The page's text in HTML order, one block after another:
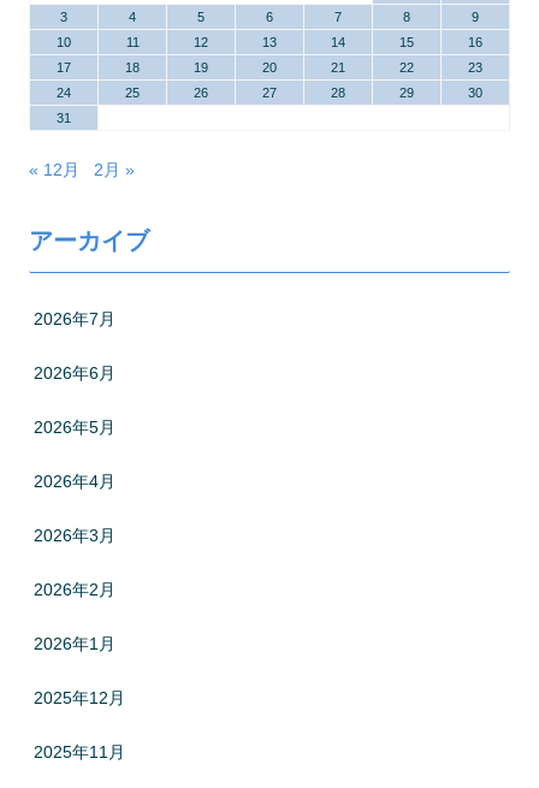
3
4 5 6 7 8
9
10
11 12 13 14 15
16
17
18 19 20 21 22
23
24
25 26 27 28 29
30
31
« 12月 2月 »
アーカイブ
2026年7月
2026年6月
2026年5月
2026年4月
2026年3月
2026年2月
2026年1月
2025年12月
2025年11月